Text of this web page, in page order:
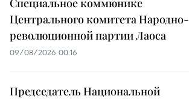
Специальное коммюнике
Центрального комитета Народно-
революционной партии Лаоса
09/08/2026 00:16
Председатель Национальной